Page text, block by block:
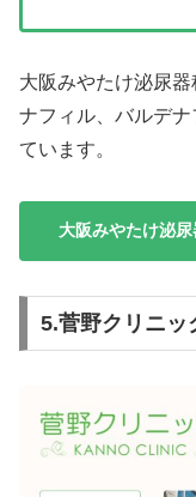
大阪みやたけ泌尿
ナフィル、バルデ
ています。
大阪みやたけ泌
5.菅野クリニッ